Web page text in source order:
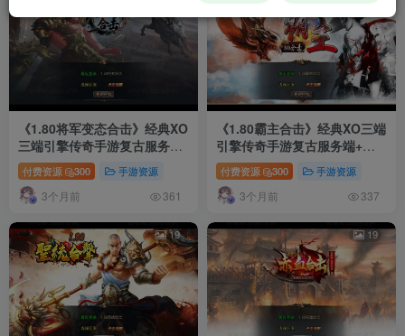
《1.80将军变态合击》经典XO
三端引擎传奇手游复古服务端
+浮月之湖+嗜血冰封+毁灭宇
宙+详细搭建教程
付费资源 300 手游资源
3个月前 361
《1.80霸主合击》经典XO三端
引擎传奇手游复古服务端+霸
主禁地+霸主神殿+霸主圣地
+详细搭建教程
付费资源 300 手游资源
3个月前 337
19 19